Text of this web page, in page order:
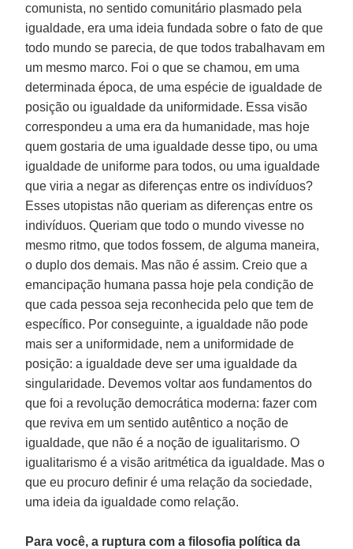
comunista, no sentido comunitário plasmado pela
igualdade, era uma ideia fundada sobre o fato de que
todo mundo se parecia, de que todos trabalhavam em
um mesmo marco. Foi o que se chamou, em uma
determinada época, de uma espécie de igualdade de
posição ou igualdade da uniformidade. Essa visão
correspondeu a uma era da humanidade, mas hoje
quem gostaria de uma igualdade desse tipo, ou uma
igualdade de uniforme para todos, ou uma igualdade
que viria a negar as diferenças entre os indivíduos?
Esses utopistas não queriam as diferenças entre os
indivíduos. Queriam que todo o mundo vivesse no
mesmo ritmo, que todos fossem, de alguma maneira,
o duplo dos demais. Mas não é assim. Creio que a
emancipação humana passa hoje pela condição de
que cada pessoa seja reconhecida pelo que tem de
específico. Por conseguinte, a igualdade não pode
mais ser a uniformidade, nem a uniformidade de
posição: a igualdade deve ser uma igualdade da
singularidade. Devemos voltar aos fundamentos do
que foi a revolução democrática moderna: fazer com
que reviva em um sentido autêntico a noção de
igualdade, que não é a noção de igualitarismo. O
igualitarismo é a visão aritmética da igualdade. Mas o
que eu procuro definir é uma relação da sociedade,
uma ideia da igualdade como relação.
Para você, a ruptura com a filosofia política da